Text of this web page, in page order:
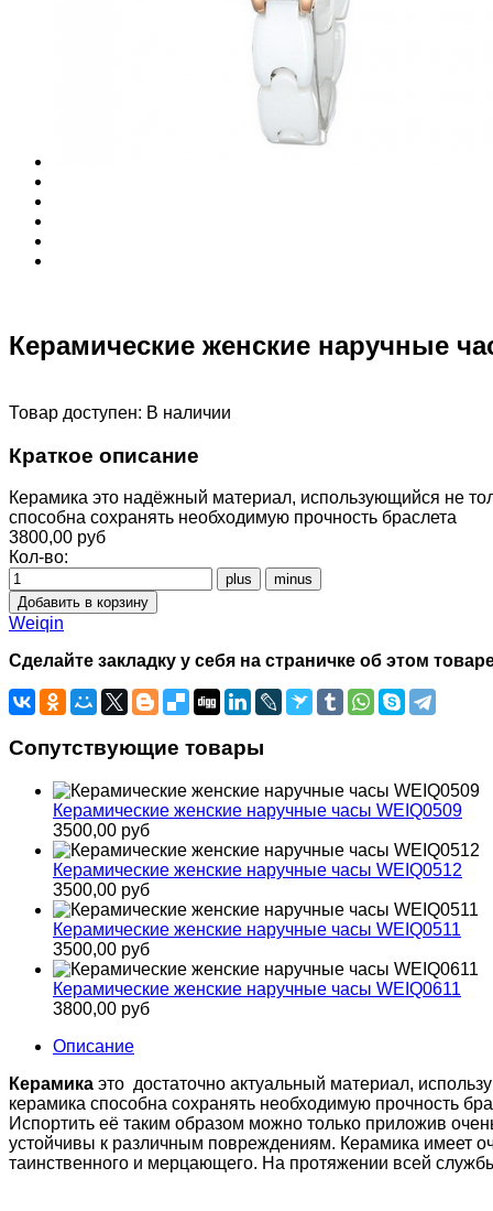
Керамические женские наручные
Товар доступен: В наличии
Краткое описание
Керамика это надёжный материал, использующийся не
способна сохранять необходимую прочность браслета
3800,00 руб
Кол-во:
Weiqin
Сделайте закладку у себя на страничке об этом
Сопутствующие товары
Керамические женские наручные часы WEIQ0509
3500,00 руб
Керамические женские наручные часы WEIQ0512
3500,00 руб
Керамические женские наручные часы WEIQ0511
3500,00 руб
Керамические женские наручные часы WEIQ0611
3800,00 руб
Описание
Керамика это достаточно актуальный материал,
керамика способна сохранять необходимую прочность
Испортить её таким образом можно только приложив
устойчивы к различным повреждениям. Керамика имеет
таинственного и мерцающего. На протяжении всей